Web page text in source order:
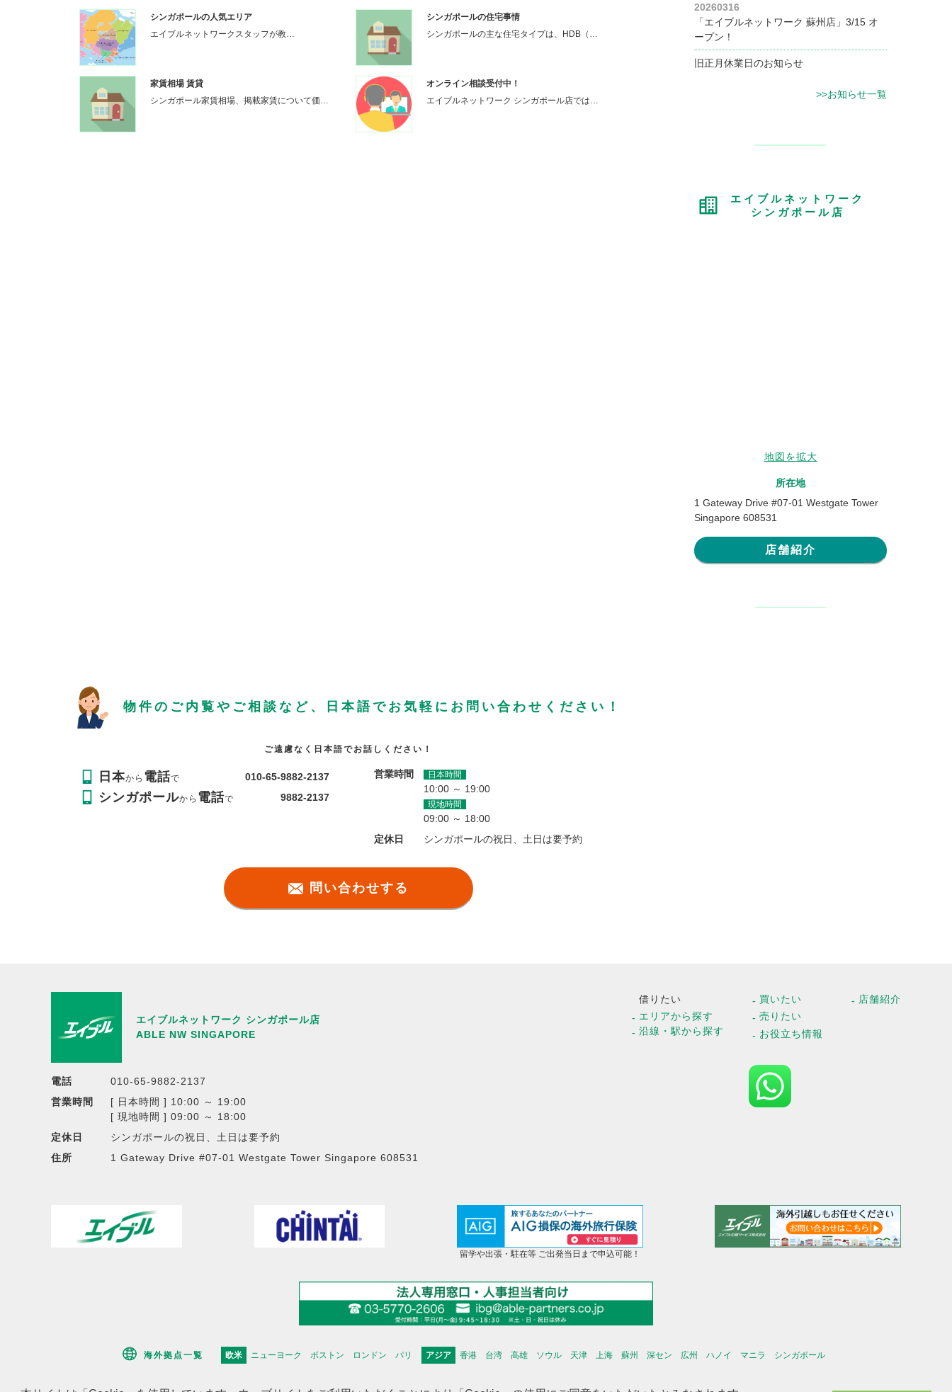
シンガポールの人気エリア
エイブルネットワークスタッフが教…
シンガポールの住宅事情
シンガポールの主な住宅タイプは、HDB（…
家賃相場 賃貸
シンガポール家賃相場、掲載家賃について価…
オンライン相談受付中！
エイブルネットワーク シンガポール店では…
20260316
「エイブルネットワーク 蘇州店」3/15 オ
ープン！
旧正月休業日のお知らせ
>>お知らせ一覧
エイブルネットワーク
シンガポール店
地図を拡大
所在地
1 Gateway Drive #07-01 Westgate Tower
Singapore 608531
店舗紹介
物件のご内覧やご相談など、日本語でお気軽にお問い合わせください！
ご遠慮なく日本語でお話しください！
日本から 電話で 010-65-9882-2137
シンガポールから 電話で 9882-2137
営業時間 日本時間
10:00 ～ 19:00
現地時間
09:00 ～ 18:00
定休日
シンガポールの祝日、土日は要予約
問い合わせする
エイブルネットワーク シンガポール店
ABLE NW SINGAPORE
電話
010-65-9882-2137
営業時間
[ 日本時間 ] 10:00 ～ 19:00
[ 現地時間 ] 09:00 ～ 18:00
定休日
シンガポールの祝日、土日は要予約
住所
1 Gateway Drive #07-01 Westgate Tower Singapore 608531
借りたい
エリアから探す
沿線・駅から探す
買いたい
売りたい
お役立ち情報
店舗紹介
留学や出張・駐在等 ご出発当日まで申込可能！
海外拠点一覧 欧米 ニューヨーク ボストン ロンドン パリ アジア 香港 台湾 高雄 ソウル 天津 上海 蘇州 深セン 広州 ハノイ マニラ シンガポール